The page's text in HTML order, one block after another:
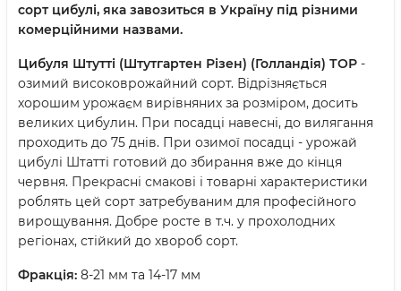
сорт цибулі, яка завозиться в Україну під різними
комерційними назвами.
Цибуля Штутті (Штутгартен Різен) (Голландія) ТОР -
озимий високоврожайний сорт. Відрізняється
хорошим урожаєм вирівняних за розміром, досить
великих цибулин. При посадці навесні, до вилягання
проходить до 75 днів. При озимої посадці - урожай
цибулі Штатті готовий до збирання вже до кінця
червня. Прекрасні смакові і товарні характеристики
роблять цей сорт затребуваним для професійного
вирощування. Добре росте в т.ч. у прохолодних
регіонах, стійкий до хвороб сорт.
Фракція: 8-21 мм та 14-17 мм